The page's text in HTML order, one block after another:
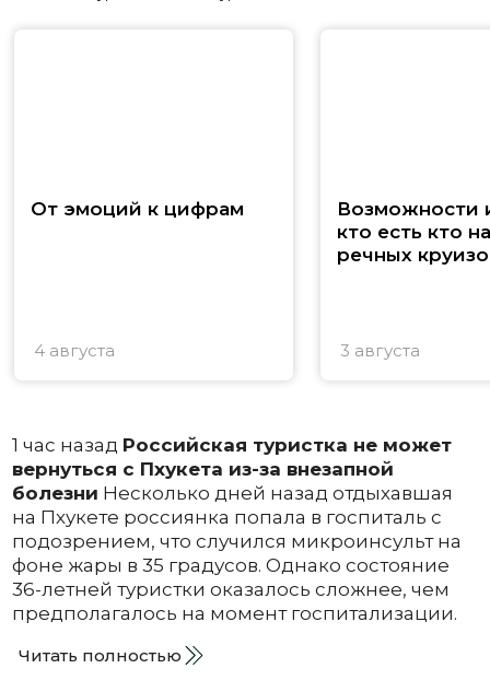
От эмоций к цифрам
4 августа
Возможности
кто есть кто
речных
3 августа
1 час назад Российская туристка не может
вернуться с Пхукета из-за внезапной
болезни Несколько дней назад отдыхавшая
на Пхукете россиянка попала в госпиталь с
подозрением, что случился микроинсульт на
фоне жары в 35 градусов. Однако состояние
36-летней туристки оказалось сложнее, чем
предполагалось на момент госпитализации.
Читать полностью